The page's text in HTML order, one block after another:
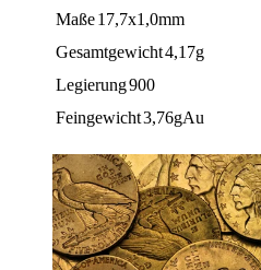
Maße17,7x1,0mm
Gesamtgewicht4,17g
Legierung900
Feingewicht3,76gAu